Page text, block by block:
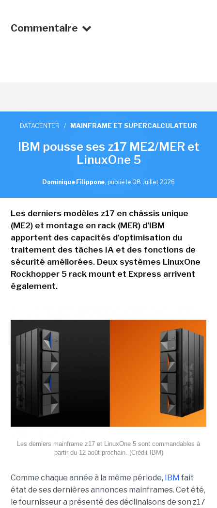
Commentaire
DATACENTER / MAINFRAME ET SUPERCALCULATEUR
IBM pousse ses z17 ME2/MER et
LinuxOne 5
Dominique Filippone, publié le 08 Juillet 2026
Les derniers modèles z17 en châssis unique
(ME2) et montage en rack (MER) d'IBM
apportent des capacités d'optimisation du
traitement des tâches IA et des fonctions de
sécurité améliorées. Deux systèmes LinuxOne
Rockhopper 5 rack mount et Express arrivent
également.
Les derniers mainframe z17 et LinuxOne 5 sont commandables à
partir du 12 août prochain. (Crédit IBM)
Comme chaque année à la même période, IBM fait
état de ses dernières annonces mainframes. Cet été,
le fournisseur a présenté des déclinaisons de son z17